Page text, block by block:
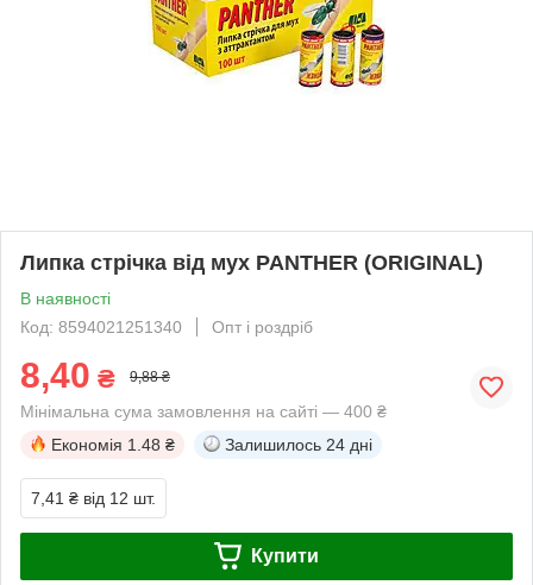
Липка стрічка від мух PANTHER (ORIGINAL)
В наявності
Код: 8594021251340
Опт і роздріб
8,40 ₴ 9,88 ₴
Мінімальна сума замовлення на сайті — 400 ₴
Економія 1.48 ₴ Залишилось 24 дні
7,41 ₴ від 12 шт.
Купити